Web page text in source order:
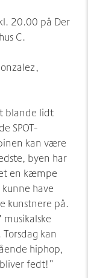
20.00 på Der
C.
blande lidt
SPOT-
kan være
byen har
en kæmpe
have
kunstnere på.
kan
hiphop,
fedt!”